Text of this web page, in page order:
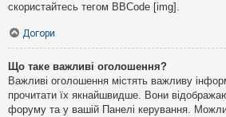
скористайтесь тегом BBCode [img].
Догори
Що таке важливі оголошення?
Важливі оголошення містять важливу
прочитати їх якнайшвидше. Вони
форуму та у вашій Панелі керування.